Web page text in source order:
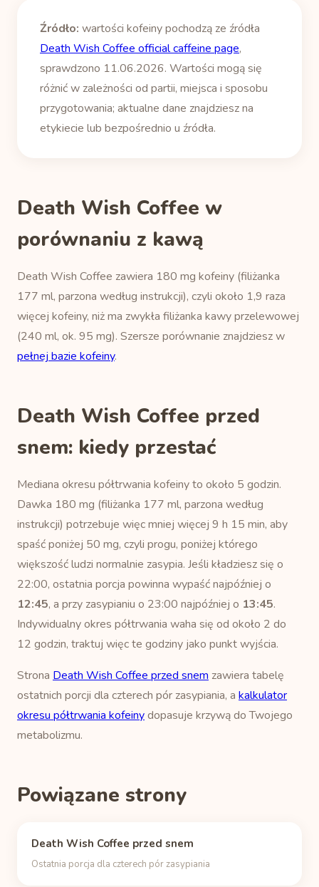
Źródło: wartości kofeiny pochodzą ze źródła
Death Wish Coffee official caffeine page,
sprawdzono 11.06.2026. Wartości mogą się
różnić w zależności od partii, miejsca i sposobu
przygotowania; aktualne dane znajdziesz na
etykiecie lub bezpośrednio u źródła.
Death Wish Coffee w
porównaniu z kawą
Death Wish Coffee zawiera 180 mg kofeiny (filiżanka
177 ml, parzona według instrukcji), czyli około 1,9 raza
więcej kofeiny, niż ma zwykła filiżanka kawy przelewowej
(240 ml, ok. 95 mg). Szersze porównanie znajdziesz w
pełnej bazie kofeiny.
Death Wish Coffee przed
snem: kiedy przestać
Mediana okresu półtrwania kofeiny to około 5 godzin.
Dawka 180 mg (filiżanka 177 ml, parzona według
instrukcji) potrzebuje więc mniej więcej 9 h 15 min, aby
spaść poniżej 50 mg, czyli progu, poniżej którego
większość ludzi normalnie zasypia. Jeśli kładziesz się o
22:00, ostatnia porcja powinna wypaść najpóźniej o
12:45, a przy zasypianiu o 23:00 najpóźniej o 13:45.
Indywidualny okres półtrwania waha się od około 2 do
12 godzin, traktuj więc te godziny jako punkt wyjścia.
Strona Death Wish Coffee przed snem zawiera tabelę
ostatnich porcji dla czterech pór zasypiania, a kalkulator
okresu półtrwania kofeinydopasuje krzywą do Twojego
metabolizmu.
Powiązane strony
Death Wish Coffee przed snem
Ostatnia porcja dla czterech pór zasypiania